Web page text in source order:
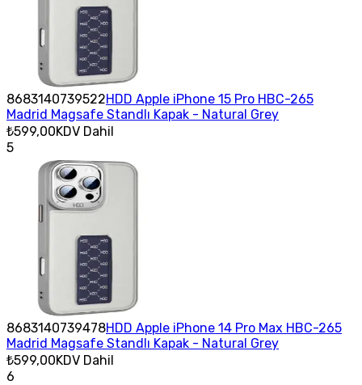
8683140739522HDD Apple iPhone 15 Pro HBC-265
Madrid Magsafe Standlı Kapak - Natural Grey
₺599,00KDV Dahil
5
8683140739478HDD Apple iPhone 14 Pro Max HBC-265
Madrid Magsafe Standlı Kapak - Natural Grey
₺599,00KDV Dahil
6